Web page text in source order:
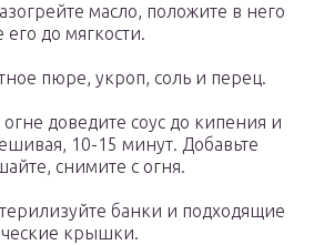
масло, положите в него
его до мягкости.
пюре, укроп, соль и перец.
доведите соус до кипения и
10-15 минут. Добавьте
снимите с огня.
банки и подходящие
крышки.